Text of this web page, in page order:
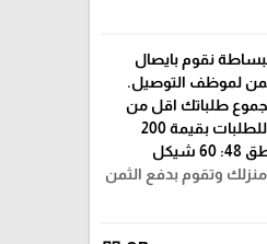
نقوم بايصال
لموظف التوصيل.
اذا كان مجموع طلباتك اقل من
100 شيكل ويكون التوصيل مجاني للطلبات بقيمة 200
وتقوم بدفع الثمن